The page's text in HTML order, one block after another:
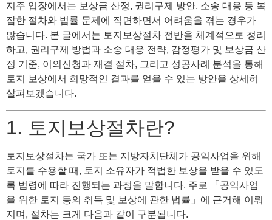
지주 입장에서는 보상금 산정, 권리구제 방안, 소송 대응 등 복
잡한 절차와 법률 문제에 직면하면서 어려움을 겪는 경우가
많습니다. 본 글에서는 토지보상절차 전반을 체계적으로 정리
하고, 권리구제 방법과 소송 대응 전략, 감정평가 및 보상금 산
정 기준, 이의신청과 재결 절차, 그리고 성공사례 분석을 통해
토지 보상에서 희망적인 결과를 얻을 수 있는 방안을 상세히
살펴보겠습니다.
1. 토지보상절차란?
토지보상절차는 국가 또는 지방자치단체가 공익사업을 위해
토지를 수용할 때, 토지 소유자가 적법한 보상을 받을 수 있도
록 법령에 따라 진행되는 과정을 말합니다. 주로 「공익사업
을 위한 토지 등의 취득 및 보상에 관한 법률」에 근거해 이뤄
지며, 절차는 크게 다음과 같이 구분됩니다.